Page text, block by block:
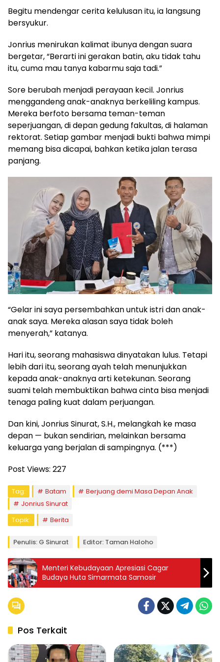
Begitu mendengar cerita kelulusan itu, ia langsung
bersyukur.
Jonrius menirukan kalimat ibunya dengan suara
bergetar, “Berarti ini gerakan batin, aku tidak tahu
itu, cuma mau tanya kabarmu saja tadi.”
Sore berubah menjadi perayaan kecil. Jonrius
menggandeng anak-anaknya berkeliling kampus.
Mereka berfoto bersama teman-teman
seperjuangan, di depan gedung fakultas, di halaman
rektorat. Setiap gambar menjadi bukti bahwa mimpi
memang bisa dicapai, bahkan ketika jalan terasa
panjang.
“Gelar ini saya persembahkan untuk istri dan anak-
anak saya. Mereka alasan saya tidak boleh
menyerah,” katanya.
Hari itu, seorang mahasiswa dinyatakan lulus. Tetapi
lebih dari itu, seorang ayah telah menunjukkan
kepada anak-anaknya arti ketekunan. Seorang
suami telah membuktikan bahwa cinta bisa menjadi
tenaga paling kuat dalam perjuangan.
Dan kini, Jonrius Sinurat, S.H., melangkah ke masa
depan — bukan sendirian, melainkan bersama
keluarga yang berjalan di sampingnya. (***)
Post Views: 227
Tag: Batam
Berjuang demi Masa Depan Anak
Jonrius Sinurat
Topik:
Berita
Penulis: G Sinurat Editor: Taman Haloho
Menteri Kebudayaan Apresiasi Cagar
Budaya Huta Simarmata Samosir
Pos Terkait